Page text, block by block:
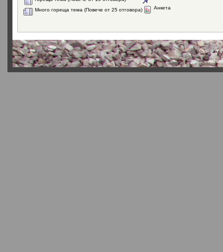
Много гореща тема (Повече от 25 отговора)
Анкета
SMF 2.0.4